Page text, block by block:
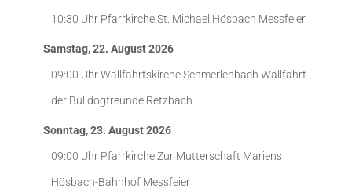
10:30 Uhr Pfarrkirche St. Michael Hösbach Messfeier
Samstag, 22. August 2026
09:00 UhrWallfahrtskirche Schmerlenbach Wallfahrt
der Bulldogfreunde Retzbach
Sonntag, 23. August 2026
09:00 Uhr Pfarrkirche Zur Mutterschaft Mariens
Hösbach-Bahnhof Messfeier